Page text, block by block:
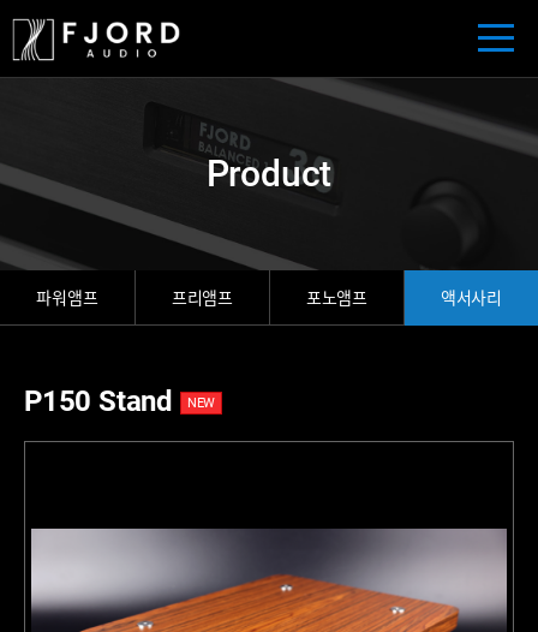
파워앰프 프리앰프 포노앰프 액서사리
Product
P150 Stand NEW